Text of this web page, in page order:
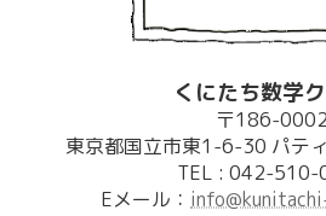
くにたち数学
〒186-0002
東京都国立市東1-6-30 パテ
TEL : 042-510-
Eメール：